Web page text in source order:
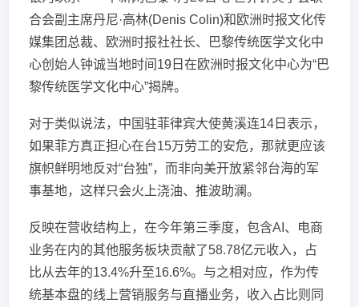
合会副主席丹尼·高林(Denis Colin)和欧洲时报文化传
媒集团总裁、欧洲时报社社长、巴黎传统医学文化中
心创始人钟诚当地时间19日在欧洲时报文化中心为“巴
黎传统医学文化中心”揭牌。
对于类似说法，中国驻菲律宾大使黄溪连14日表示，
如果菲方真正担心在台15万劳工的安危，那就更应该
旗帜鲜明地反对“台独”，而非向美开放紧邻台海的军
事基地，这样只会火上浇油、推波助澜。
反映在营收结构上，在今年第三季度，包含AI、电商
业务在内的其他服务板块贡献了58.78亿元收入，占
比从去年的13.4%升至16.6%。与之相对应，作为传
统基本盘的线上营销服务与直播业务，收入占比则同